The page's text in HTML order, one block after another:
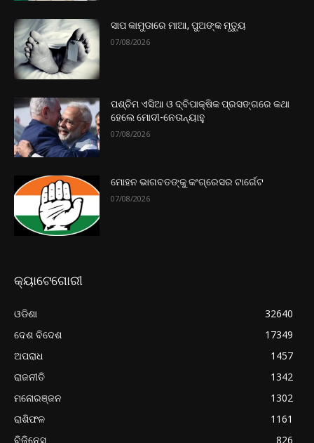
ସାପ କାମୁଡାରେ ମାଆ, ପୁଅଙ୍କ ମୃତ୍ୟୁ
07/08/2026
ପଶ୍ଚିମ ଏସିଆ ଓ ଦ୍ବିପାକ୍ଷିକ ପ୍ରସଙ୍ଗରେ କଥା
ହେଲେ ମୋଦୀ-ନେତାନ୍ୟାହୁ
07/08/2026
ମୋହନ ଭାଗବତଙ୍କୁ କଂଗ୍ରେସର ଟାର୍ଗେଟ
07/08/2026
କ୍ୟାଟେଗୋରୀ
ଓଡିଶା
32640
ଦେଶ ବିଦେଶ
17349
ଅପରାଧ
1457
ରାଜନୀତି
1342
ମନୋରଞ୍ଜନ
1302
ରାଶିଫଳ
1161
ବିଜିନେସ୍
826